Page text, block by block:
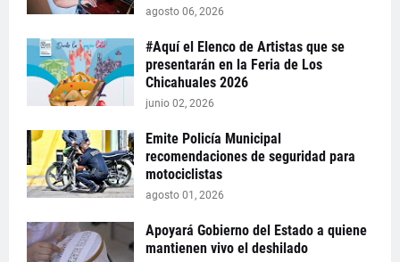
agosto 06, 2026
#Aquí el Elenco de Artistas que se
presentarán en la Feria de Los
Chicahuales 2026
junio 02, 2026
Emite Policía Municipal
recomendaciones de seguridad para
motociclistas
agosto 01, 2026
Apoyará Gobierno del Estado a quiene
mantienen vivo el deshilado